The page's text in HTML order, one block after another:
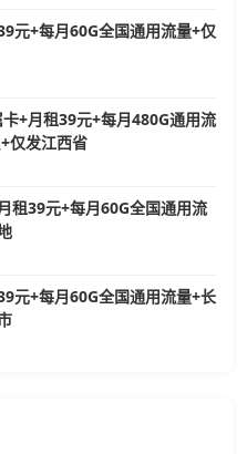
元+每月60G全国通用流量+仅
+月租39元+每月480G通用流
仅发江西省
租39元+每月60G全国通用流
元+每月60G全国通用流量+长